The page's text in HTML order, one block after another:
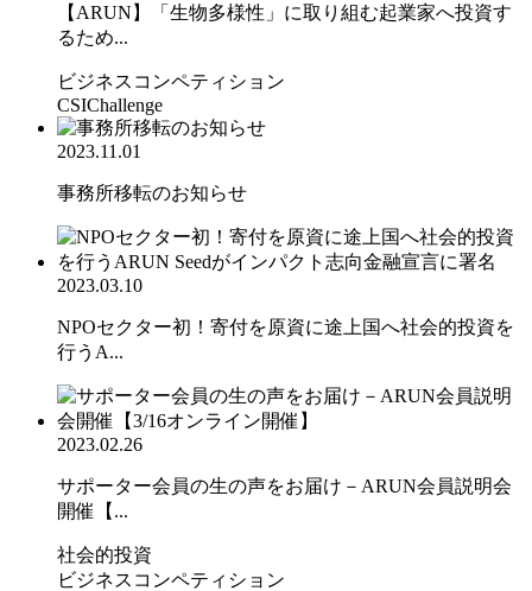
【ARUN】「生物多様性」に取り組む起業家へ投資す
るため...
ビジネスコンペティション
CSIChallenge
2023.11.01
事務所移転のお知らせ
2023.03.10
NPOセクター初！寄付を原資に途上国へ社会的投資を
行うA...
2023.02.26
サポーター会員の生の声をお届け－ARUN会員説明会
開催【...
社会的投資
ビジネスコンペティション